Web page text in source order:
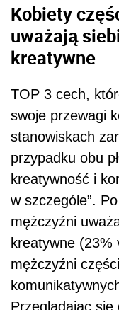
Kobiety
uważają
kreatywne
TOP 3 cech,
swoje przewagi
stanowiskach
przypadku obu
kreatywność i
w szczególe”.
mężczyźni
kreatywne (23%
mężczyźni
Przeglądając się